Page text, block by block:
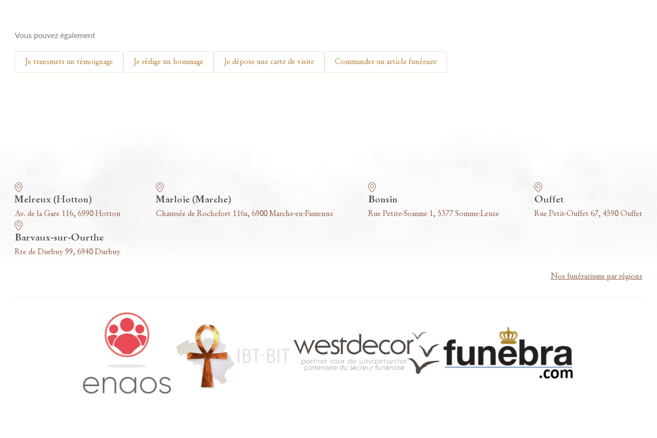
Vous pouvez également
Je transmets un témoignage Je rédige un hommage Je dépose une carte de visite Commander un article funéraire
Melreux (Hotton)
Av. de la Gare 116, 6990 Hotton
Marloie (Marche)
Chaussée de Rochefort 116a, 6900 Marche-en-Famenne
Bonsin
Rue Petite-Somme 1, 5377 Somme-Leuze
Ouffet
Rue Petit-Ouffet 67, 4590 Ouffet
Barvaux-sur-Ourthe
Rte de Durbuy 99, 6940 Durbuy
Nos funérariums par régions